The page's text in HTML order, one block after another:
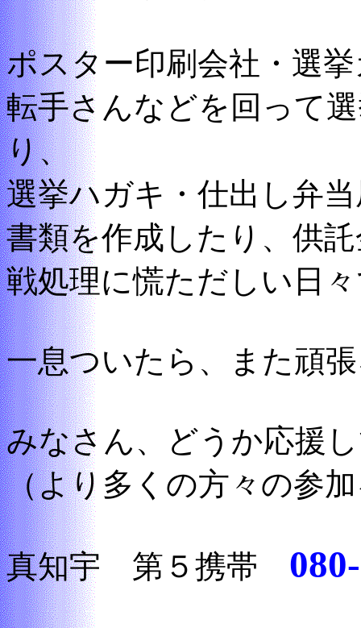
ポスター印刷会社・選
転手さんなどを回って
り、
選挙ハガキ・仕出し弁
書類を作成したり、供
戦処理に慌ただしい日
一息ついたら、また頑
みなさん、どうか応援
（より多くの方々の参
真知宇 第５携帯